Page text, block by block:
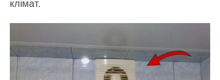
клімат.